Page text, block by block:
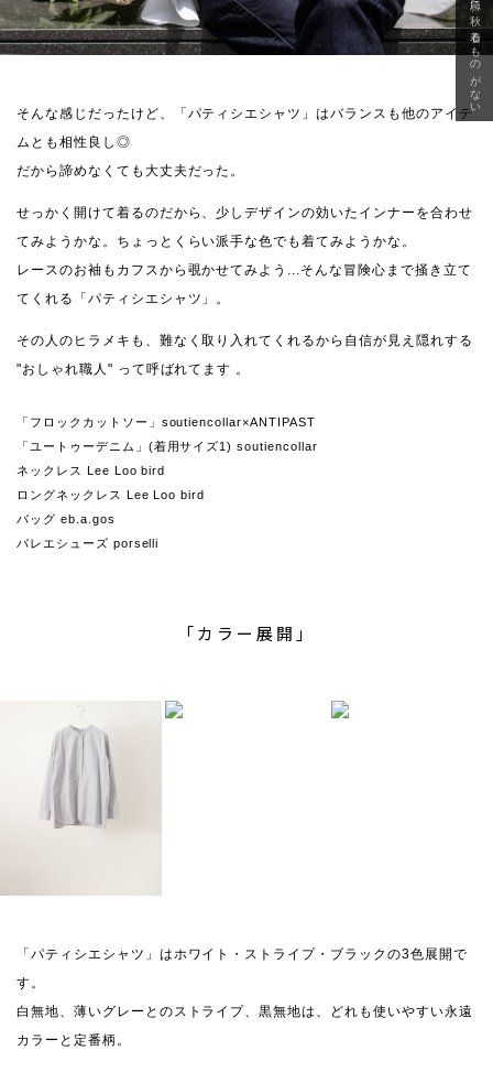
そんな感じだったけど、「パティシエシャツ」はバランスも他のアイテ
ムとも相性良し◎
だから諦めなくても大丈夫だった。
せっかく開けて着るのだから、少しデザインの効いたインナーを合わせ
てみようかな。ちょっとくらい派手な色でも着てみようかな。
レースのお袖もカフスから覗かせてみよう...そんな冒険心まで掻き立て
てくれる「パティシエシャツ」。
その人のヒラメキも、難なく取り入れてくれるから自信が見え隠れする
"おしゃれ職人" って呼ばれてます 。
「フロックカットソー」soutiencollar×ANTIPAST
「ユートゥーデニム」(着用サイズ1) soutiencollar
ネックレス Lee Loo bird
ロングネックレス Lee Loo bird
バッグ eb.a.gos
バレエシューズ porselli
「カラー展開」
「パティシエシャツ」はホワイト・ストライプ・ブラックの3色展開で
す。
白無地、薄いグレーとのストライプ、黒無地は、どれも使いやすい永遠
カラーと定番柄。
急に秋、着るものがない